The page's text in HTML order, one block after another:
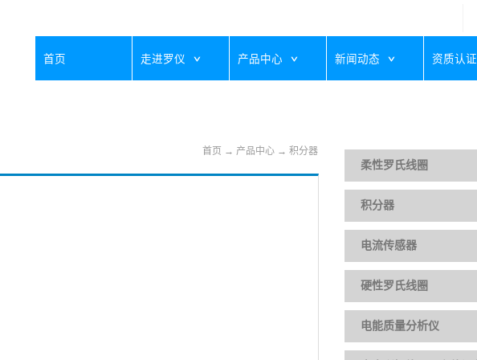
首页 走进罗仪 产品中心 新闻动态 资质认证
首页 → 产品中心 → 积分器
柔性罗氏线圈
积分器
电流传感器
硬性罗氏线圈
电能质量分析仪